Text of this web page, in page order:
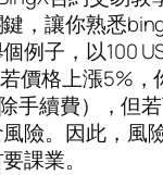
，讓你熟悉
例子，以100
價格上漲5%，
手續費），但
險。因此，風
課業。